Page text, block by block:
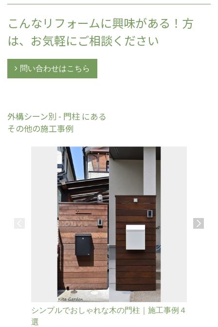
こんなリフォームに興味がある！方
は、お気軽にご相談ください
問い合わせはこちら
外構シーン別 - 門柱 にある
その他の施工事例
シンプルでおしゃれな木の門柱｜施工事例４
選